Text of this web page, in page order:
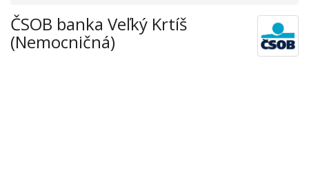
banka Veľký Krtíš (Nemocničná)
ČSOB banka Veľký Krtíš
(Nemocničná)